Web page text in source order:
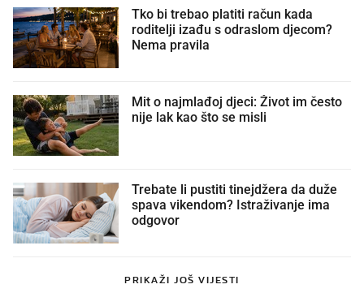
Tko bi trebao platiti račun kada
roditelji izađu s odraslom djecom?
Nema pravila
Mit o najmlađoj djeci: Život im često
nije lak kao što se misli
Trebate li pustiti tinejdžera da duže
spava vikendom? Istraživanje ima
odgovor
PRIKAŽI JOŠ VIJESTI